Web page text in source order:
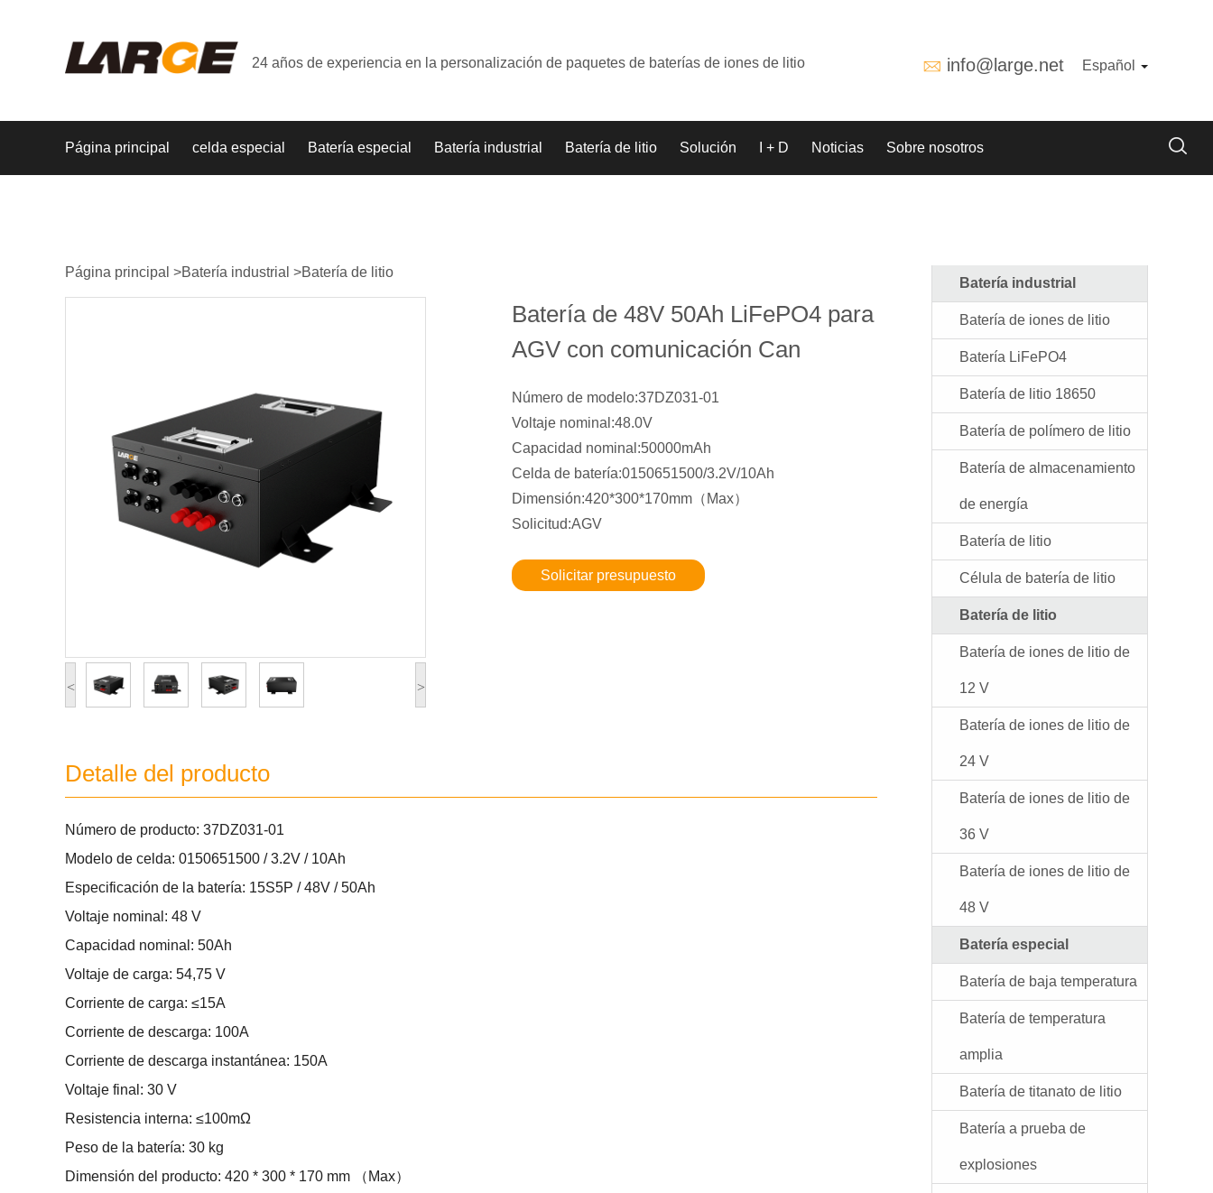
24 años de experiencia en la personalización de paquetes de baterías de iones de litio info@large.net Español
Página principal celda especial Batería especial Batería industrial Batería de litio Solución I + D Noticias Sobre nosotros
Página principal >Batería industrial >Batería de litio
Batería de 48V 50Ah LiFePO4 para
AGV con comunicación Can
Número de modelo:37DZ031-01
Voltaje nominal:48.0V
Capacidad nominal:50000mAh
Celda de batería:0150651500/3.2V/10Ah
Dimensión:420*300*170mm（Max）
Solicitud:AGV
Solicitar presupuesto
< >
Detalle del producto
Número de producto: 37DZ031-01
Modelo de celda: 0150651500 / 3.2V / 10Ah
Especificación de la batería: 15S5P / 48V / 50Ah
Voltaje nominal: 48 V
Capacidad nominal: 50Ah
Voltaje de carga: 54,75 V
Corriente de carga: ≤15A
Corriente de descarga: 100A
Corriente de descarga instantánea: 150A
Voltaje final: 30 V
Resistencia interna: ≤100mΩ
Peso de la batería: 30 kg
Dimensión del producto: 420 * 300 * 170 mm （Max）
Batería industrial
Batería de iones de litio
Batería LiFePO4
Batería de litio 18650
Batería de polímero de litio
Batería de almacenamiento
de energía
Batería de litio
Célula de batería de litio
Batería de litio
Batería de iones de litio de
12 V
Batería de iones de litio de
24 V
Batería de iones de litio de
36 V
Batería de iones de litio de
48 V
Batería especial
Batería de baja temperatura
Batería de temperatura
amplia
Batería de titanato de litio
Batería a prueba de
explosiones